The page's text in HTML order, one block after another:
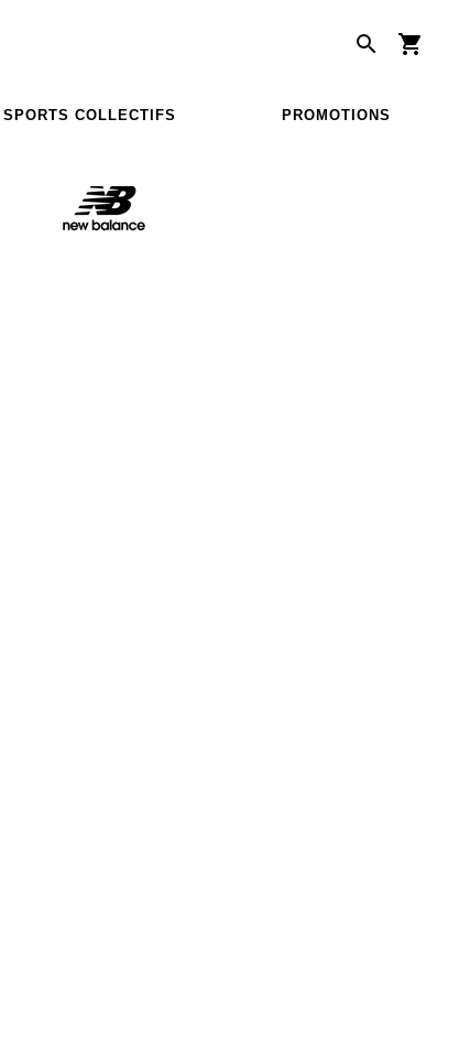
SPORTS COLLECTIFS PROMOTIONS